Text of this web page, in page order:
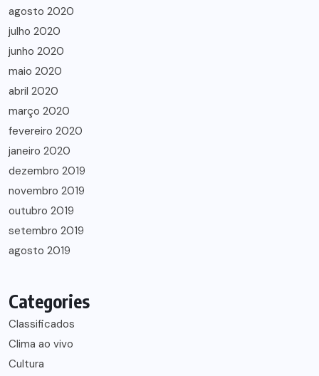
agosto 2020
julho 2020
junho 2020
maio 2020
abril 2020
março 2020
fevereiro 2020
janeiro 2020
dezembro 2019
novembro 2019
outubro 2019
setembro 2019
agosto 2019
Categories
Classificados
Clima ao vivo
Cultura